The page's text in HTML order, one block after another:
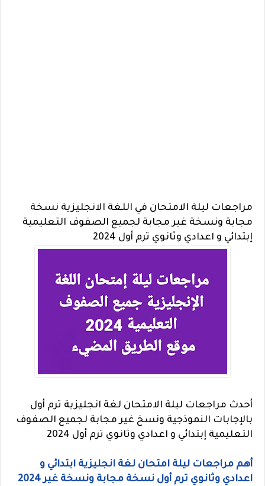
مراجعات ليلة الامتحان في اللغة الانجليزية نسخة
مجابة ونسخة غير مجابة لجميع الصفوف التعليمية
إبتدائي و اعدادي وثانوي ترم أول 2024
أحدث مراجعات ليلة الامتحان لغة انجليزية ترم أول
بالإجابات النموذجية ونسخ غير مجابة لجميع الصفوف
التعليمية إبتدائي و اعدادي وثانوي ترم أول 2024
أهم مراجعات ليلة امتحان لغة انجليزية ابتدائي و
اعدادي وثانوي ترم أول نسخة مجابة ونسخة غير 2024